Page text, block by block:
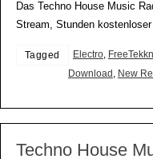
Das Techno House Music
Stream, Stunden
Tagged Electro,
Download New
Techno House